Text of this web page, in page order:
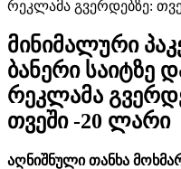
რეკლამა გვერდებზე:
მინიმალური
ბანერი საიტზე
რეკლამა
თვეში -20 ლარი
აღნიშნული თანხა